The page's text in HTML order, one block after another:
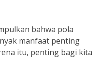
bahwa pola
manfaat penting
itu, penting bagi kita